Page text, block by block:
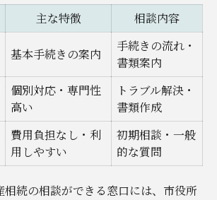
主な特徴 相談内容
基本手続きの案内
手続きの流れ・
書類案内
個別対応・専門性
高い
トラブル解決・
書類作成
費用負担なし・利
用しやすい
初期相談・一般
的な質問
相続の相談ができる窓口には、市役所